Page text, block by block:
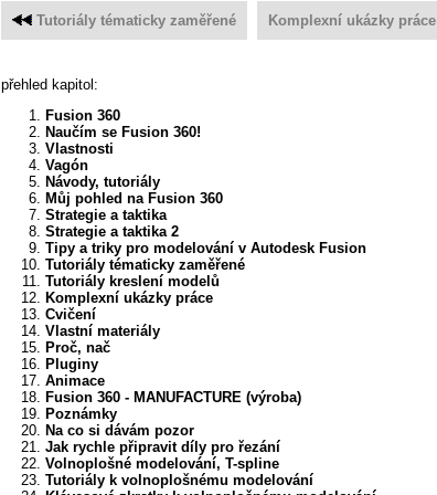
Tutoriály tématicky zaměřené Komplexní ukázky práce
přehled kapitol:
Fusion 360
Naučím se Fusion 360!
Vlastnosti
Vagón
Návody, tutoriály
Můj pohled na Fusion 360
Strategie a taktika
Strategie a taktika 2
Tipy a triky pro modelování v Autodesk Fusion
Tutoriály tématicky zaměřené
Tutoriály kreslení modelů
Komplexní ukázky práce
Cvičení
Vlastní materiály
Proč, nač
Pluginy
Animace
Fusion 360 - MANUFACTURE (výroba)
Poznámky
Na co si dávám pozor
Jak rychle připravit díly pro řezání
Volnoplošné modelování, T-spline
Tutoriály k volnoplošnému modelování